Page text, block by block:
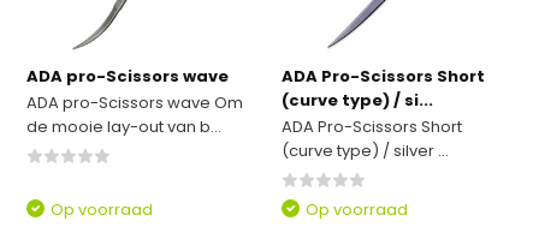
ADA pro-Scissors wave
ADA pro-Scissors wave Om
de mooie lay-out van b...
Op voorraad
ADA Pro-Scissors Short
(curve type) / si...
ADA Pro-Scissors Short
(curve type) / silver ...
Op voorraad